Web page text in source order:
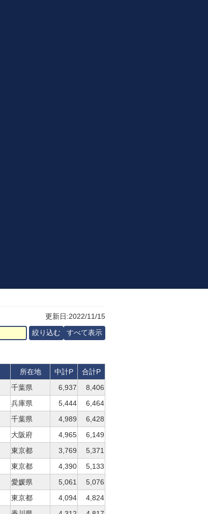
更新日:2022/11/15
所在地 中計P
合計P
千葉県 6,937
8,406
兵庫県 5,444
6,464
千葉県 4,989
6,428
大阪府 4,965
6,149
東京都 3,769
5,371
東京都 4,390
5,133
愛媛県 5,061
5,076
東京都 4,094
4,824